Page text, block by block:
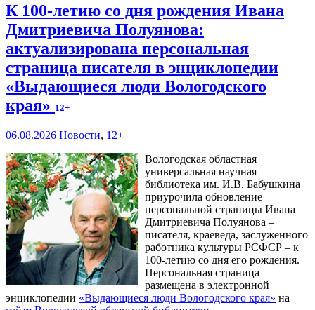
К 100-летию со дня рождения Ивана
Дмитриевича Полуянова:
актуализирована персональная
страница писателя в энциклопедии
«Выдающиеся люди Вологодского
края» 12+
06.08.2026 Новости, 12+
Вологодская областная
универсальная научная
библиотека им. И.В. Бабушкина
приурочила обновление
персональной страницы Ивана
Дмитриевича Полуянова –
писателя, краеведа, заслуженного
работника культуры РСФСР – к
100‑летию со дня его рождения.
Персональная страница
размещена в электронной
энциклопедии «Выдающиеся люди Вологодского края» на